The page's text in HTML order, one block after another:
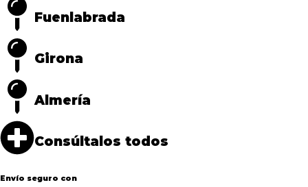
Fuenlabrada
Girona
Almería
Consúltalos todos
Envío seguro con